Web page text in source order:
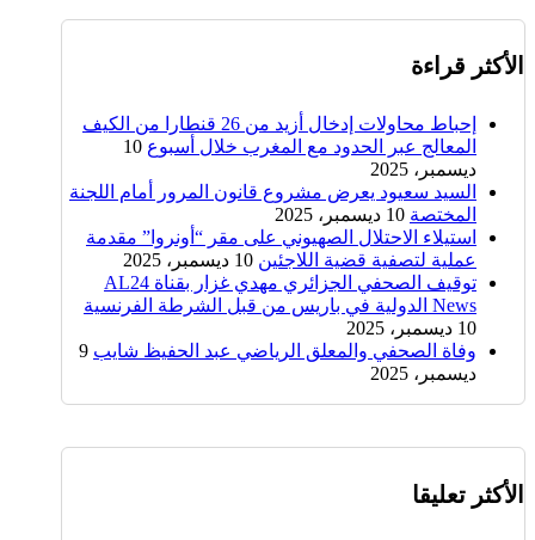
الأكثر قراءة
إحباط محاولات إدخال أزيد من 26 قنطارا من الكيف
المعالج عبر الحدود مع المغرب خلال أسبوع 10
ديسمبر، 2025
السيد سعيود يعرض مشروع قانون المرور أمام اللجنة
المختصة 10 ديسمبر، 2025
استيلاء الاحتلال الصهيوني على مقر “أونروا” مقدمة
عملية لتصفية قضية اللاجئين 10 ديسمبر، 2025
توقيف الصحفي الجزائري مهدي غزار بقناة AL24
News الدولية في باريس من قبل الشرطة الفرنسية
10 ديسمبر، 2025
وفاة الصحفي والمعلق الرياضي عبد الحفيظ شايب 9
ديسمبر، 2025
الأكثر تعليقا